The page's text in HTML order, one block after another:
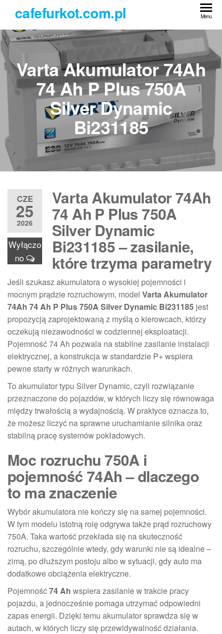
treści
cafefurkot.com.pl Menu
Varta Akumulator 74Ah
74 Ah P Plus 750A
Silver Dynamic
Bi231185
CZE
25
2026
Wyłączo
no
Varta Akumulator 74Ah
74 Ah P Plus 750A
Silver Dynamic
Bi231185 – zasilanie,
które trzyma parametry
Jeśli szukasz akumulatora o wysokiej pojemności i
mocnym prądzie rozruchowym, model Varta Akumulator
74Ah 74 Ah P Plus 750A Silver Dynamic Bi231185 jest
propozycją zaprojektowaną z myślą o kierowcach, którzy
oczekują niezawodności w codziennej eksploatacji.
Pojemność 74 Ah pozwala na stabilne zasilanie instalacji
elektrycznej, a konstrukcja w standardzie P+ wspiera
pewne starty w różnych warunkach.
To akumulator typu Silver Dynamic, czyli rozwiązanie
przeznaczone do pojazdów, w których liczy się równowaga
między trwałością a wydajnością. W praktyce oznacza to,
że możesz liczyć na sprawne uruchamianie silnika oraz
stabilną pracę systemów pokładowych.
Moc rozruchu 750A i
pojemność 74Ah – dlaczego
to ma znaczenie
Wybór akumulatora nie kończy się na samej pojemności.
W tym modelu istotną rolę odgrywa także prąd rozruchowy
750A. Taka wartość przekłada się na skuteczność
rozruchu, szczególnie wtedy, gdy warunki nie są idealne –
zimą, po dłuższym postoju albo w sytuacji, gdy auto ma
dodatkowe obciążenia elektryczne.
Pojemność74 Ah wspiera zasilanie w trakcie pracy
pojazdu, a jednocześnie pomaga utrzymać odpowiedni
zapas energii. Dzięki temu akumulator sprawdza się w
autach, w których liczy się przewidywalność działania.